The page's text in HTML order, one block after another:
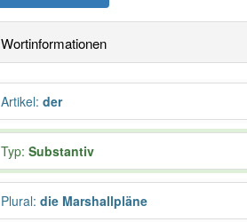
Wortinformationen
Artikel: der
Typ: Substantiv
Plural: die Marshallpläne